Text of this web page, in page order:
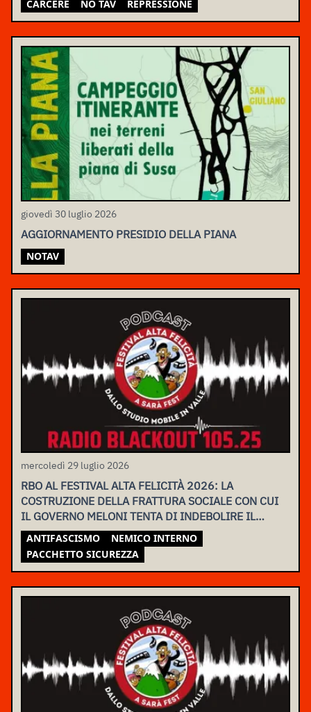
CARCERE NO TAV REPRESSIONE
giovedì 30 luglio 2026
AGGIORNAMENTO PRESIDIO DELLA PIANA
NOTAV
mercoledì 29 luglio 2026
RBO AL FESTIVAL ALTA FELICITÀ 2026: LA
COSTRUZIONE DELLA FRATTURA SOCIALE CON CUI
IL GOVERNO MELONI TENTA DI INDEBOLIRE IL
MOVIMENTO
ANTIFASCISMO
NEMICO INTERNO
PACCHETTO SICUREZZA